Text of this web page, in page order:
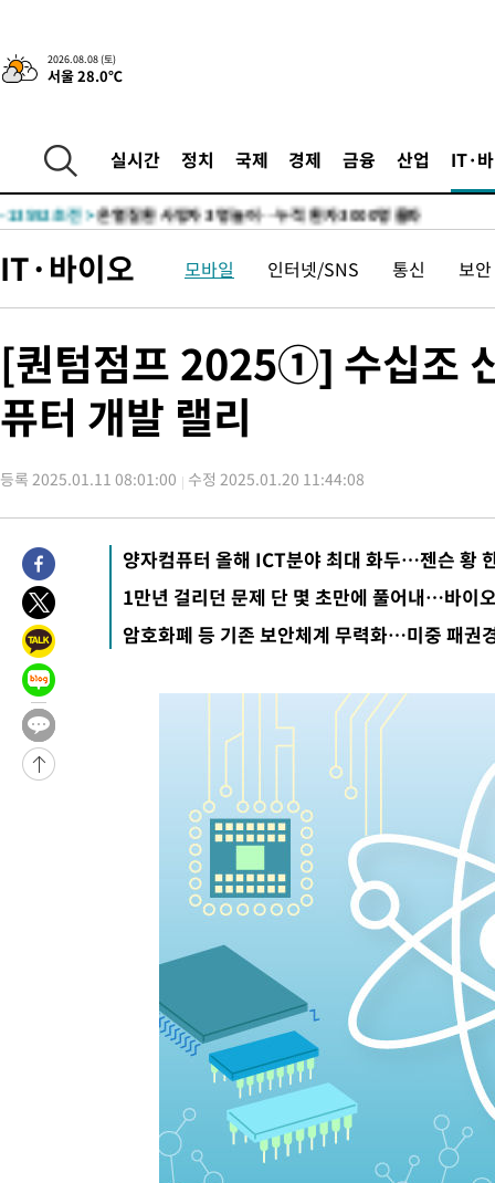
2026.08.08 (토)
서울 28.0℃
실시간 정치 국제 경제 금융 산업 IT·
42.08%·宋 10.17%
-21862초 전 >이강인 "아틀레티코 이적 기뻐…등번호 7번 의미보단 팀 위해
것"
-21797초 전 >[속보]與 당대표 경선, 제주·인천 권리당원 투표 김민석 승리
-14841초 전 >
[속보]이강인 "감독님이 원하는 마음 느꼈고, 많은 트로피 원해
틀레티코 이적"
-14623초 전 >
-13592초 전 >온열질환 사망자 3명 늘어…누적 환자 3000명 돌파
-3644초 전 >백운산서 80년근 천종산삼 9뿌리 발견…감정가 1.3억원
-1354초 전 >선재도서 해루질 나섰다 실종 60대, 닷새 만에 숨진 채 발견
28분 전 >여수 오동도 해상서 모터보트 전복…1명 사망·1명 실종
1시간 전 >극한폭염 한풀 꺾이지만…'낮 최고 35도' 무더위, 열대야 계속[다
날씨]
2시간 전 >
축구협회 "압수수색·성접대 논란 사과…쇄신의 기회로 삼겠다"
5시간 전 >'최고 37도' 폭염 지속…강원동해안 최대 150㎜ 비
7시간 전 >[속보]뉴욕증시 상승 마감…S&P 0.6% 나스닥 1.3%↑
-32066초 전 >
이란 "호르무즈 재개방 합의 근접…美 배상 선행돼야"
-23113초 전 >
[속보]與최고위원 제주·인천 순회경선…박선원·최민희·서미
한민수·김용 순
-23066초 전 >
청래 44.56%
-22348초 전 >
[속보]與 대표 경선 제주·인천 당원투표…金 47.75%·鄭
42.08%·宋 10.17%
-21882초 전 >
-21817초 전 >
[속보]與 당대표 경선, 제주·인천 권리당원 투표 김민석 승리
-15591초 전 >
낮 최고 35도 '무더위'…동해안 시간당 30㎜ '강한 비'[내일날
-14861초 전 >
[속보]이강인 "감독님이 원하는 마음 느꼈고, 많은 트로피 원해
수도권 40도 육박 '펄펄'…동해안 일부 지역엔 호의주의보
온열질환 사망자 3명 늘어…누적 환자 3000명 돌파
강릉에 시간당 81.4㎜ 물폭탄…도로 잠기고 담벼락 붕괴
백운산서 80년근 천종산삼 9뿌리 발견…감정가 1.3억원
선재도서 해루질 나섰다 실종 60대, 닷새 만에 숨진 채 발견
남자 농구, 나고야 아시안게임서 '홈팀' 일본과 한일전
여수 오동도 해상서 모터보트 전복…1명 사망·1명 실종
극한폭염 한풀 꺾이지만…'낮 최고 35도' 무더위, 열대야 계속[다
축구협회 "압수수색·성접대 논란 사과…쇄신의 기회로 삼겠다"
[속보]'압수수색·성접대 논란' 축구협회 "실망과 걱정 안겨드려
'최고 37도' 폭염 지속…강원동해안 최대 150㎜ 비
[속보]뉴욕증시 상승 마감…S&P 0.6% 나스닥 1.3%↑
IT·바이오 모바일 인터넷/SNS 통신 보안
[퀀텀점프 2025①] 수십조
퓨터 개발 랠리
등록 2025.01.11 08:01:00 수정 2025.01.20 11:44:08
양자컴퓨터 올해 ICT분야 최대 화두…젠슨 황
1만년 걸리던 문제 단 몇 초만에 풀어내…바이
암호화폐 등 기존 보안체계 무력화…미중 패권